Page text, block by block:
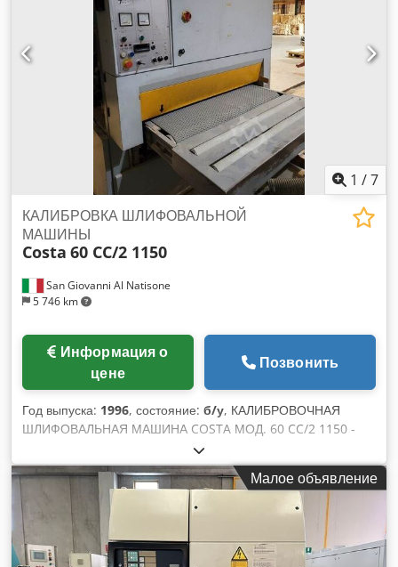
1 /7
San Giovanni Al Natisone
5 746 km
КАЛИБРОВКА ШЛИФОВАЛЬНОЙ
МАШИНЫ
Costa 60 CC/2 1150
цене
Позвонить
Год выпуска: 1996, состояние: б/у, КАЛИБРОВОЧНАЯ
ШЛИФОВАЛЬНАЯ МАШИНА COSTA МОД. 60 CC/2 1150 -
СТАНДАРТЫ CE - Б/У - рабочая ширина мм. 1150 -
роликовый ролик Dkedpfoimtblox Alfsr - регулируемая
скорость ленты - вольт. 380/50 - матр. 951121/DR3 - 1996
год
Малое объявление